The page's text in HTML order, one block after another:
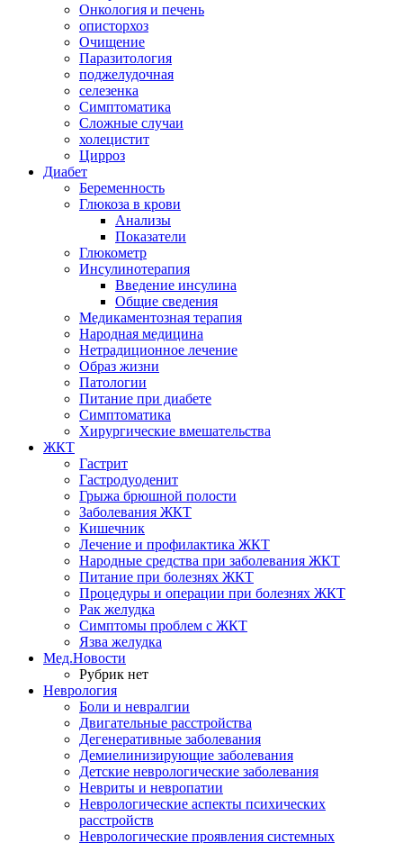
Онкология и печень
описторхоз
Очищение
Паразитология
поджелудочная
селезенка
Симптоматика
Сложные случаи
холецистит
Цирроз
Диабет
Беременность
Глюкоза в крови
Анализы
Показатели
Глюкометр
Инсулинотерапия
Введение инсулина
Общие сведения
Медикаментозная терапия
Народная медицина
Нетрадиционное лечение
Образ жизни
Патологии
Питание при диабете
Симптоматика
Хирургические вмешательства
ЖКТ
Гастрит
Гастродуоденит
Грыжа брюшной полости
Заболевания ЖКТ
Кишечник
Лечение и профилактика ЖКТ
Народные средства при заболевания ЖКТ
Питание при болезнях ЖКТ
Процедуры и операции при болезнях ЖКТ
Рак желудка
Симптомы проблем с ЖКТ
Язва желудка
Мед.Новости
Рубрик нет
Неврология
Боли и невралгии
Двигательные расстройства
Дегенеративные заболевания
Демиелинизирующие заболевания
Детские неврологические заболевания
Невриты и невропатии
Неврологические аспекты психических
расстройств
Неврологические проявления системных